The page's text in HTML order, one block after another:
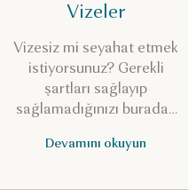
Vizeler
Vizesiz mi seyahat etmek
istiyorsunuz? Gerekli
şartları sağlayıp
sağlamadığınızı buradan
Devamını okuyun